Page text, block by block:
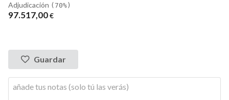
Adjudicación (70%)
97.517,00€
Guardar